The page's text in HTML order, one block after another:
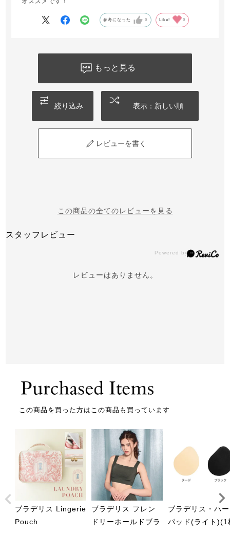
参考になった 0 Like! 0
もっと見る
絞り込み 表示：新しい順
レビューを書く
この商品の全てのレビューを見る
スタッフレビュー
レビューはありません。
この商品を買った方はこの商品も買っています
ブラデリス Lingerie
Pouch
ブラデリス フレン
ドリーホールドブラ
ブラデリス・ハ
パッド(ライト)(1